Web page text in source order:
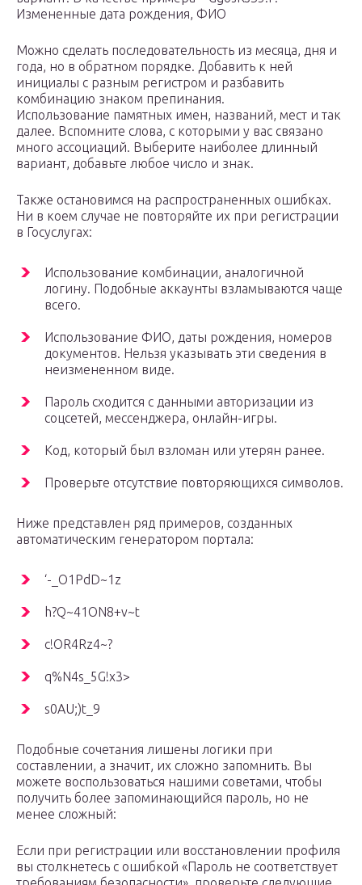
Измененные дата рождения, ФИО
Можно сделать последовательность из месяца, дня и
года, но в обратном порядке. Добавить к ней
инициалы с разным регистром и разбавить
комбинацию знаком препинания.
Использование памятных имен, названий, мест и так
далее. Вспомните слова, с которыми у вас связано
много ассоциаций. Выберите наиболее длинный
вариант, добавьте любое число и знак.
Также остановимся на распространенных ошибках.
Ни в коем случае не повторяйте их при регистрации
в Госуслугах:
Использование комбинации, аналогичной
логину. Подобные аккаунты взламываются чаще
всего.
Использование ФИО, даты рождения, номеров
документов. Нельзя указывать эти сведения в
неизмененном виде.
Пароль сходится с данными авторизации из
соцсетей, мессенджера, онлайн-игры.
Код, который был взломан или утерян ранее.
Проверьте отсутствие повторяющихся символов.
Ниже представлен ряд примеров, созданных
автоматическим генератором портала:
‘-_O1PdD~1z
h?Q~41ON8+v~t
c!OR4Rz4~?
q%N4s_5G!x3>
s0AU;)t_9
Подобные сочетания лишены логики при
составлении, а значит, их сложно запомнить. Вы
можете воспользоваться нашими советами, чтобы
получить более запоминающийся пароль, но не
менее сложный:
Если при регистрации или восстановлении профиля
вы столкнетесь с ошибкой «Пароль не соответствует